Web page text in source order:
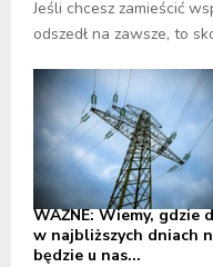
Jeśli chcesz zamieścić
odszedł na zawsze, to
WAŻNE: Wiemy, gdzie
w najbliższych dniach
będzie u nas...